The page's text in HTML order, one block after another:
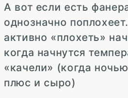
А вот если есть
однозначно
активно «плохеть»
когда начнутся
«качели» (когда
плюс и сыро)